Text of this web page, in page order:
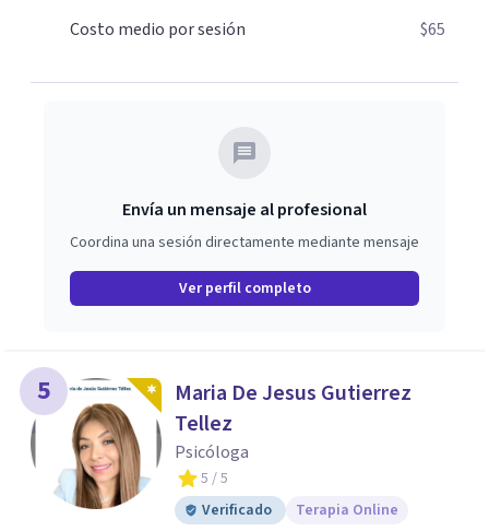
comprender, sanar y transformar la raíz de lo que te
mejores opciones para acompañarte. Porque cuando
Costo medio por sesión
$65
Envía un mensaje al profesional
Coordina una sesión directamente mediante mensaje
Ver perfil completo
5
Maria De Jesus Gutierrez
Tellez
Psicóloga
5 / 5
Verificado
Terapia Online